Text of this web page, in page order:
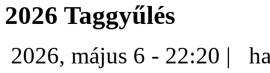
2026 Taggyűlés
2026, május 6 - 22:20 |